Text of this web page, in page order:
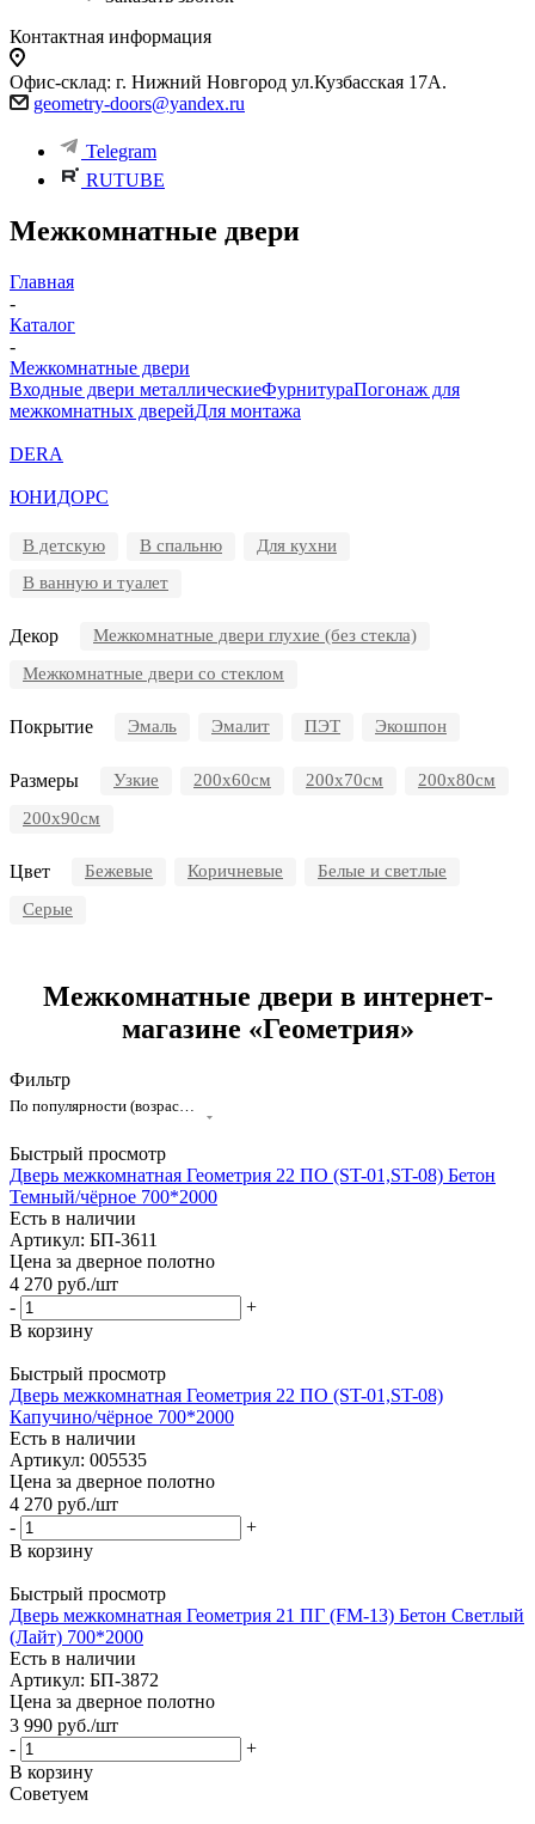
Контактная информация
Офис-склад: г. Нижний Новгород ул.Кузбасская 17А.
geometry-doors@yandex.ru
Telegram
RUTUBE
Межкомнатные двери
Главная
-
Каталог
-
Межкомнатные двери
Входные двери металлическиеФурнитураПогонаж для
межкомнатных дверейДля монтажа
DERA
ЮНИДОРС
В детскую В спальню
Для кухни
В ванную и туалет
Декор
Межкомнатные двери глухие (без стекла)
Межкомнатные двери со стеклом
Покрытие Эмаль Эмалит ПЭТ Экошпон
Размеры Узкие 200x60см 200x70см
200х80см
200х90см
Цвет Бежевые Коричневые
Белые и светлые
Серые
Межкомнатные двери в интернет-
магазине «Геометрия»
Фильтр
Быстрый просмотр
Дверь межкомнатная Геометрия 22 ПО (ST-01,ST-08) Бетон
Темный/чёрное 700*2000
Есть в наличии
Артикул: БП-3611
Цена за дверное полотно
4 270 руб./шт
-
+
В корзину
Быстрый просмотр
Дверь межкомнатная Геометрия 22 ПО (ST-01,ST-08)
Капучино/чёрное 700*2000
Есть в наличии
Артикул: 005535
Цена за дверное полотно
4 270 руб./шт
-
+
В корзину
Быстрый просмотр
Дверь межкомнатная Геометрия 21 ПГ (FM-13) Бетон Светлый
(Лайт) 700*2000
Есть в наличии
Артикул: БП-3872
Цена за дверное полотно
3 990 руб./шт
-
+
В корзину
Советуем